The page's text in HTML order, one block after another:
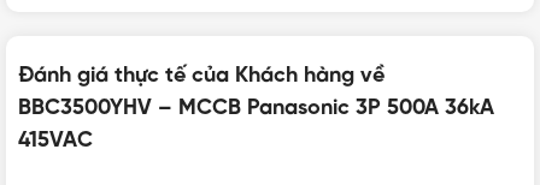
Đánh giá thực tế của Khách hàng về
BBC3500YHV – MCCB Panasonic 3P 500A 36kA
415VAC